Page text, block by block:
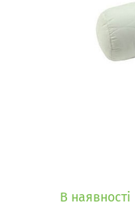
В наявності